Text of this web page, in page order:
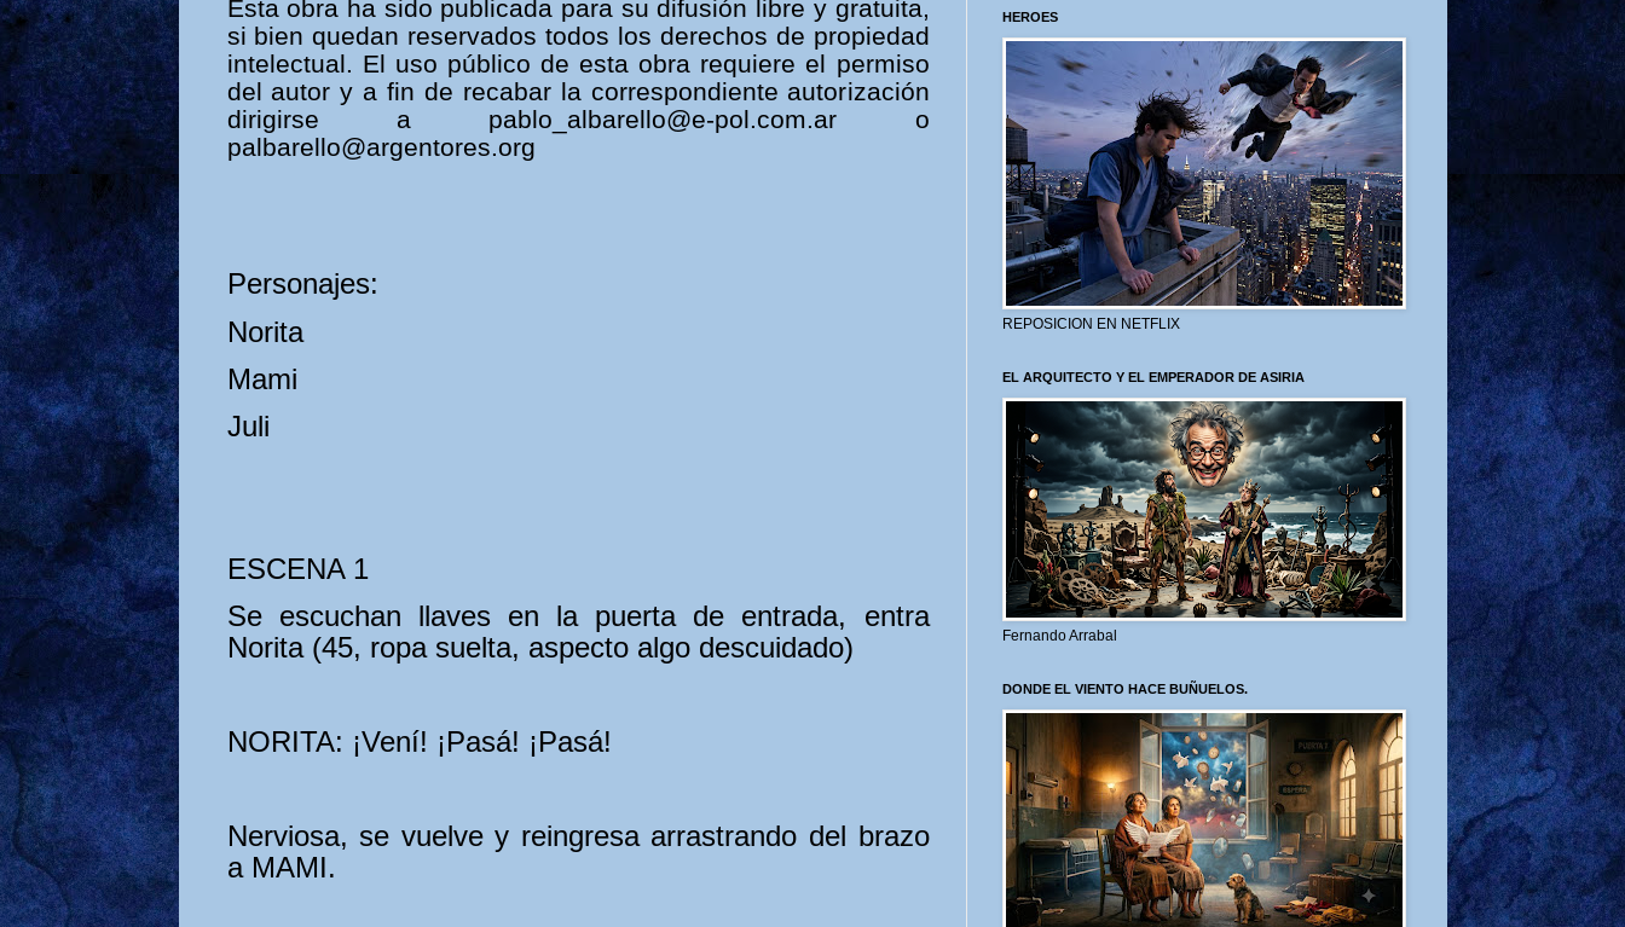
Esta obra ha sido publicada para su difusión libre y gratuita,
si bien quedan reservados todos los derechos de propiedad
intelectual. El uso público de esta obra requiere el permiso
del autor y a fin de recabar la correspondiente autorización
dirigirse a pablo_albarello@e-pol.com.ar o
palbarello@argentores.org
Personajes:
Norita
Mami
Juli
ESCENA 1
Se escuchan llaves en la puerta de entrada, entra
Norita (45, ropa suelta, aspecto algo descuidado)
NORITA: ¡Vení! ¡Pasá! ¡Pasá!
Nerviosa, se vuelve y reingresa arrastrando del brazo
a MAMI.
HEROES
REPOSICION EN NETFLIX
EL ARQUITECTO Y EL EMPERADOR DE ASIRIA
Fernando Arrabal
DONDE EL VIENTO HACE BUÑUELOS.